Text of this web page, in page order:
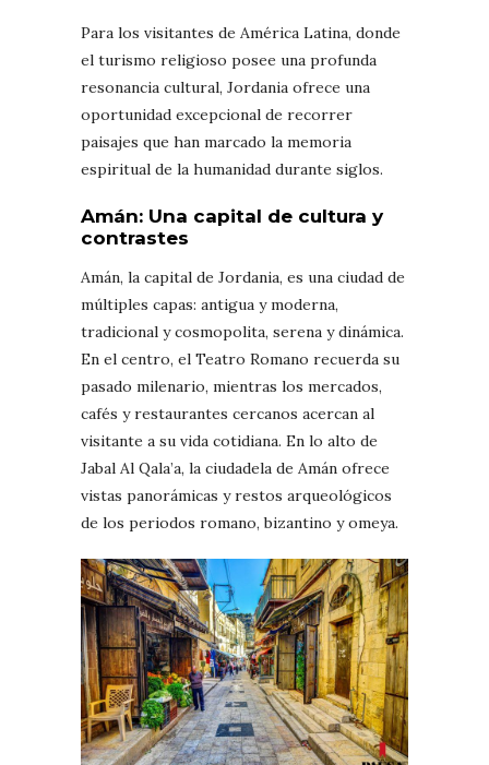
Para los visitantes de América Latina, donde
el turismo religioso posee una profunda
resonancia cultural, Jordania ofrece una
oportunidad excepcional de recorrer
paisajes que han marcado la memoria
espiritual de la humanidad durante siglos.
Amán: Una capital de cultura y
contrastes
Amán, la capital de Jordania, es una ciudad de
múltiples capas: antigua y moderna,
tradicional y cosmopolita, serena y dinámica.
En el centro, el Teatro Romano recuerda su
pasado milenario, mientras los mercados,
cafés y restaurantes cercanos acercan al
visitante a su vida cotidiana. En lo alto de
Jabal Al Qala’a, la ciudadela de Amán ofrece
vistas panorámicas y restos arqueológicos
de los periodos romano, bizantino y omeya.